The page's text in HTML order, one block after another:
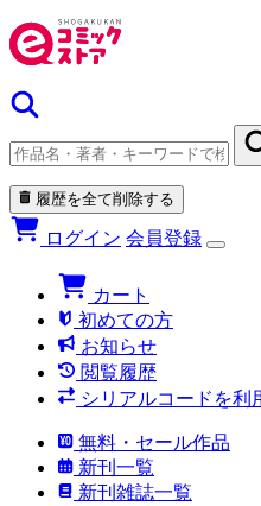
履歴を全て削除する
ログイン 会員登録
カート
初めての方
お知らせ
閲覧履歴
シリアルコードを利
無料・セール作品
新刊一覧
新刊雑誌一覧